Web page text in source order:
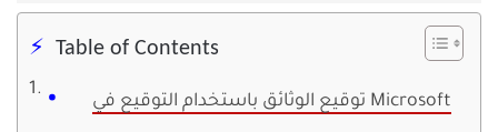
Table of Contents
توقيع الوثائق باستخدام التوقيع في Microsoft